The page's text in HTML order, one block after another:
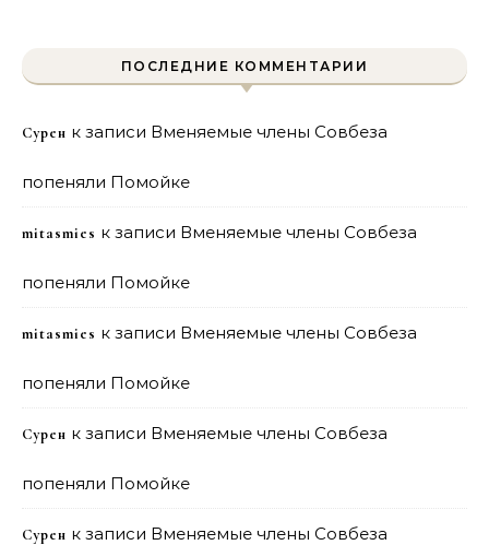
ПОСЛЕДНИЕ КОММЕНТАРИИ
Сурен к записи Вменяемые члены Совбеза
попеняли Помойке
mitasmies к записи Вменяемые члены Совбеза
попеняли Помойке
mitasmies к записи Вменяемые члены Совбеза
попеняли Помойке
Сурен к записи Вменяемые члены Совбеза
попеняли Помойке
Сурен к записи Вменяемые члены Совбеза